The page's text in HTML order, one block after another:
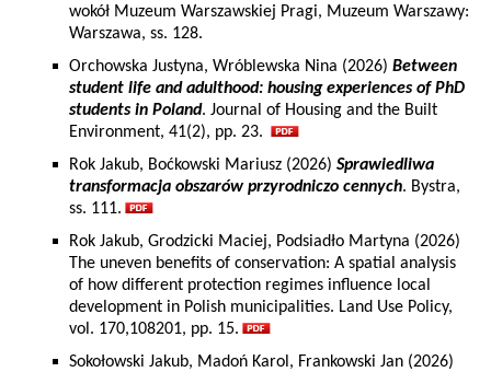
wokół Muzeum Warszawskiej Pragi, Muzeum Warszawy:
Warszawa, ss. 128.
Orchowska Justyna, Wróblewska Nina (2026) Between
student life and adulthood: housing experiences of PhD
students in Poland. Journal of Housing and the Built
Environment, 41(2), pp. 23.
Rok Jakub, Boćkowski Mariusz (2026) Sprawiedliwa
transformacja obszarów przyrodniczo cennych. Bystra,
ss. 111.
Rok Jakub, Grodzicki Maciej, Podsiadło Martyna (2026)
The uneven benefits of conservation: A spatial analysis
of how different protection regimes influence local
development in Polish municipalities. Land Use Policy,
vol. 170,108201, pp. 15.
Sokołowski Jakub, Madoń Karol, Frankowski Jan (2026)